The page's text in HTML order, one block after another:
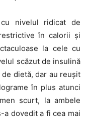
nivelul ridicat de
în calorii și
la cele cu
scăzut de insulină
dietă, dar au reușit
în plus atunci
scurt, la ambele
a dovedit a fi cea mai